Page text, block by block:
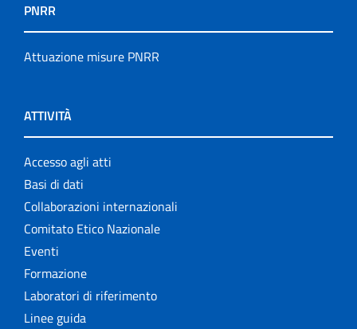
PNRR
Attuazione misure PNRR
ATTIVITÀ
Accesso agli atti
Basi di dati
Collaborazioni internazionali
Comitato Etico Nazionale
Eventi
Formazione
Laboratori di riferimento
Linee guida